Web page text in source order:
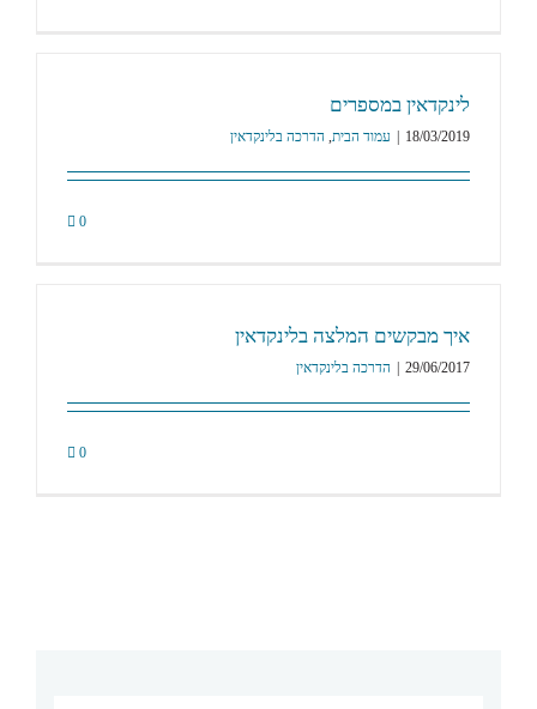
לינקדאין במספרים
18/03/2019 עמוד הבית, הדרכה בלינקדאין
0
איך מבקשים המלצה בלינקדאין
29/06/2017 הדרכה בלינקדאין
0